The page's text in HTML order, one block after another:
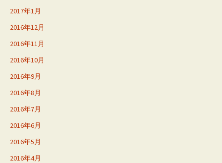
2017年1月
2016年12月
2016年11月
2016年10月
2016年9月
2016年8月
2016年7月
2016年6月
2016年5月
2016年4月